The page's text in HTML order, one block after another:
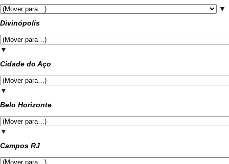
▼
Divinópolis
▼
Cidade do Aço
▼
Belo Horizonte
▼
Campos RJ